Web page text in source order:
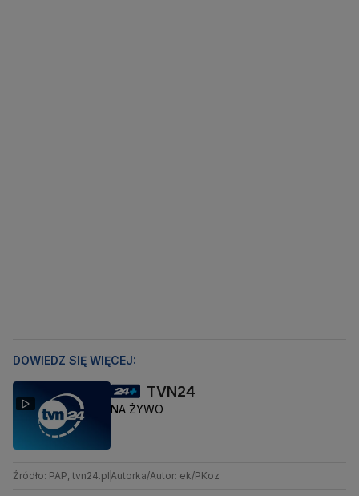
DOWIEDZ SIĘ WIĘCEJ:
TVN24
NA ŻYWO
Źródło: PAP, tvn24.pl Autorka/Autor: ek/PKoz